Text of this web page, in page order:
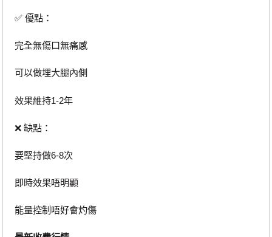
✅ 優點：
完全無傷口無痛感
可以做埋大腿內側
效果維持1-2年
❌ 缺點：
要堅持做6-8次
即時效果唔明顯
能量控制唔好會灼傷